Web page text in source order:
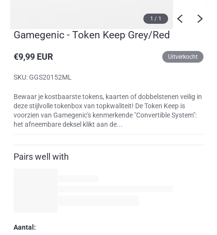
1 / 1
Gamegenic - Token Keep Grey/Red
Reguliere
€9,99 EUR Uitverkocht
SKU: GGS20152ML
Bewaar je kostbaarste tokens, kaarten of dobbelstenen veilig in
deze stijlvolle tokenbox van topkwaliteit! De Token Keep is
voorzien van Gamegenic's kenmerkende "Convertible System":
het afneembare deksel klikt aan de...
Pairs well with
Aantal: